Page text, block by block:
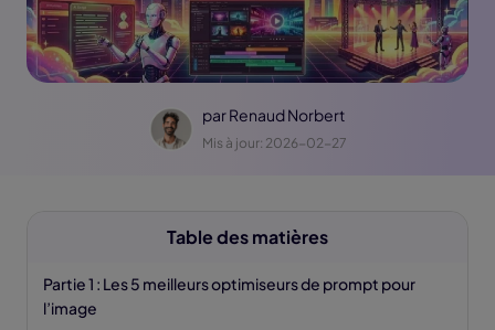
parRenaud Norbert
Mis à jour: 2026-02-27
Table des matières
Partie 1 : Les 5 meilleurs optimiseurs de prompt pour
l’image